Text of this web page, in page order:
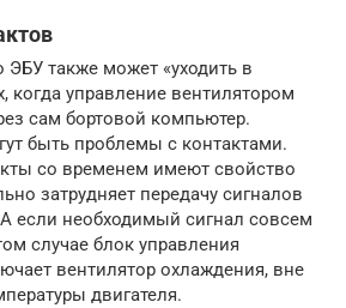
ЭБУ также может «уходить в
когда управление вентилятором
сам бортовой компьютер.
быть проблемы с контактами.
со временем имеют свойство
затрудняет передачу сигналов
если необходимый сигнал совсем
случае блок управления
вентилятор охлаждения, вне
двигателя.